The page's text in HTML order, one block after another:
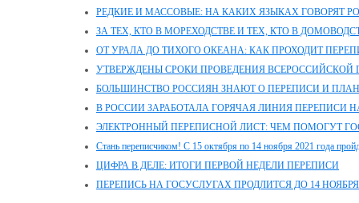
РЕДКИЕ И МАССОВЫЕ: НА КАКИХ ЯЗЫКАХ ГОВОРЯТ
ЗА ТЕХ, КТО В МОРЕХОДСТВЕ И ТЕХ, КТО В
ОТ УРАЛА ДО ТИХОГО ОКЕАНА: КАК ПРОХОДИТ
УТВЕРЖДЕНЫ СРОКИ ПРОВЕДЕНИЯ ВСЕРОССИЙСКОЙ
БОЛЬШИНСТВО РОССИЯН ЗНАЮТ О ПЕРЕПИСИ И
В РОССИИ ЗАРАБОТАЛА ГОРЯЧАЯ ЛИНИЯ ПЕРЕПИСИ
ЭЛЕКТРОННЫЙ ПЕРЕПИСНОЙ ЛИСТ: ЧЕМ ПОМОГУТ
Стань переписчиком! С 15 октября по 14 ноября 2021 года
ЦИФРА В ДЕЛЕ: ИТОГИ ПЕРВОЙ НЕДЕЛИ ПЕРЕПИСИ
ПЕРЕПИСЬ НА ГОСУСЛУГАХ ПРОДЛИТСЯ ДО 14 НОЯБРЯ